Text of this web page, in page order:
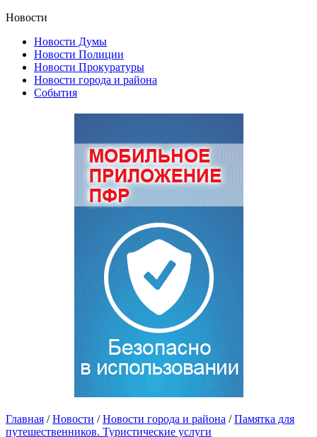
Новости
Новости Думы
Новости Полиции
Новости Прокуратуры
Новости города и района
События
Главная / Новости / Новости города и района / Памятка для
путешественников. Туристические услуги